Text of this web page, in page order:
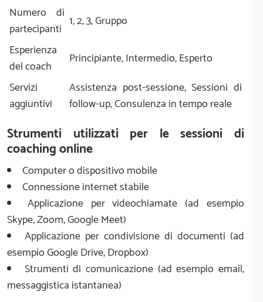
Numero di
partecipanti 1, 2, 3, Gruppo
Esperienza
del coach
Principiante, Intermedio, Esperto
Servizi
aggiuntivi
Assistenza post-sessione, Sessioni di
follow-up, Consulenza in tempo reale
Strumenti utilizzati per le sessioni di
coaching online
Computer o dispositivo mobile
Connessione internet stabile
Applicazione per videochiamate (ad esempio
Skype, Zoom, Google Meet)
Applicazione per condivisione di documenti (ad
esempio Google Drive, Dropbox)
Strumenti di comunicazione (ad esempio email,
messaggistica istantanea)